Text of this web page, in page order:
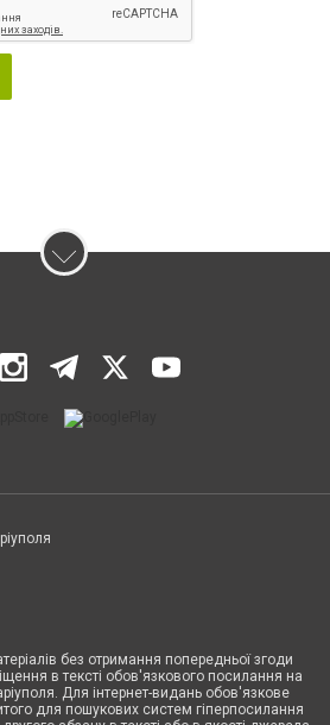
без отримання попередньої згоди
в тексті обов'язкового посилання на
Для інтернет-видань обов'язкове
для пошукових систем гіперпосилання